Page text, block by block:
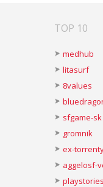
TOP 10
medhub
litasurf
8values
sfgame-sk
gromnik
ex-
aggelosf-